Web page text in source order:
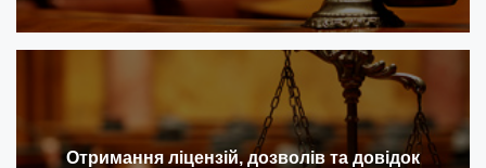
Отримання ліцензій, дозволів та довідок